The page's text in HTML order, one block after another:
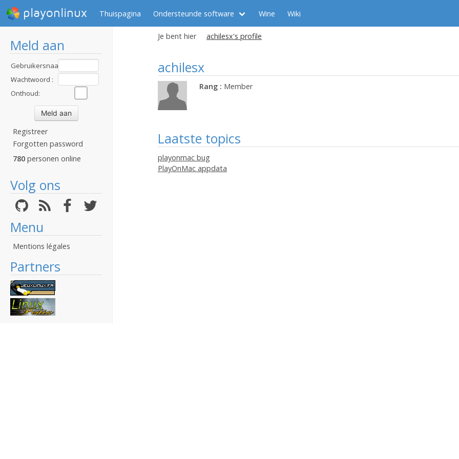
playonlinux Thuispagina Ondersteunde software Wine Wiki
Meld aan
Gebruikersnaam
:Wachtwoord :
Onthoud:
Registreer
Forgotten password
780 personen online
Volg ons
Menu
Mentions légales
Partners
Je bent hier achilesx's profile
achilesx
Rang : Member
Laatste topics
playonmac bug
PlayOnMac appdata